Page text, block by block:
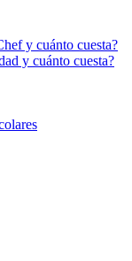
y cuánto cuesta?
y cuánto cuesta?